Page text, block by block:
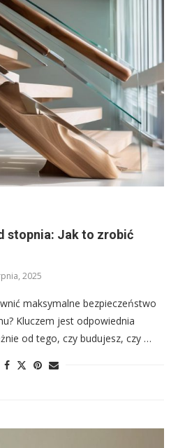
stopnia: Jak to zrobić
2025
maksymalne bezpieczeństwo
Kluczem jest odpowiednia
od tego, czy budujesz, czy …